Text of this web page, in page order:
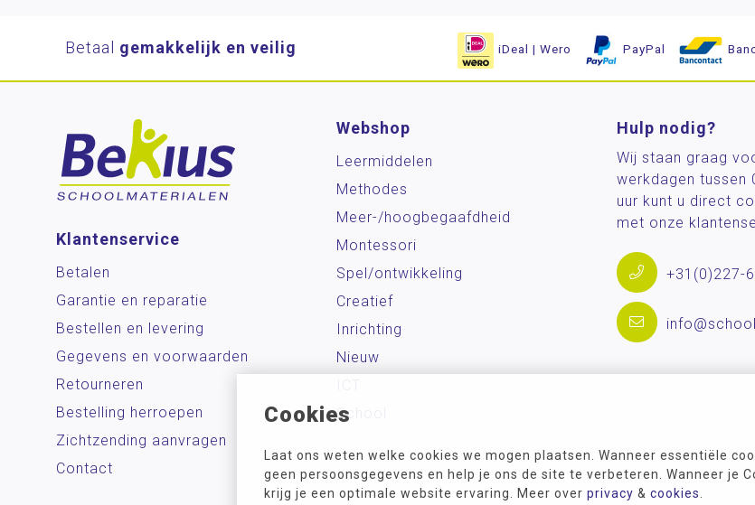
Cookies
Laat ons weten welke cookies we mogen plaatsen. Wanneer essentiële
geen persoonsgegevens en help je ons de site te verbeteren. Wanneer je
krijg je een optimale website ervaring. Meer over privacy & cookies
Betaal gemakkelijk en veilig iDeal | Wero PayPal
Klantenservice
Betalen
Garantie en reparatie
Bestellen en levering
Gegevens en voorwaarden
Retourneren
Bestelling herroepen
Zichtzending aanvragen
Contact
Webshop
Leermiddelen
Methodes
Meer-/hoog­begaafdheid
Montessori
Spel/ontwikkeling
Creatief
Inrichting
Nieuw
School
Hulp nodig?
Wij staan graag
werkdagen tussen
uur kunt u direct
met onze
+31(0)227-